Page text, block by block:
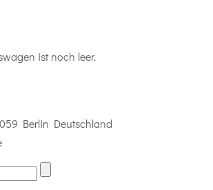
ist noch leer.
Berlin Deutschland